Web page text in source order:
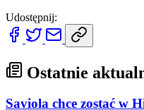
Udostępnij:
Ostatnie
Saviola chce zostać w